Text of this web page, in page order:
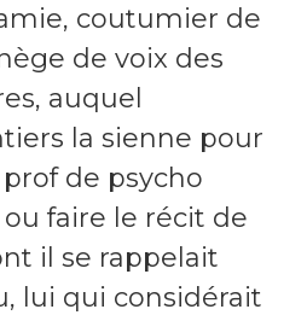
coutumier de
de voix des
auquel
la sienne pour
de psycho
faire le récit de
il se rappelait
lui qui considérait